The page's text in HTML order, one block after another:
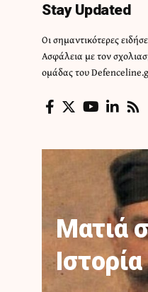
Stay Updated
Οι σημαντικότερες
Ασφάλεια με τον
ομάδας του
Ματιά
Ιστορία